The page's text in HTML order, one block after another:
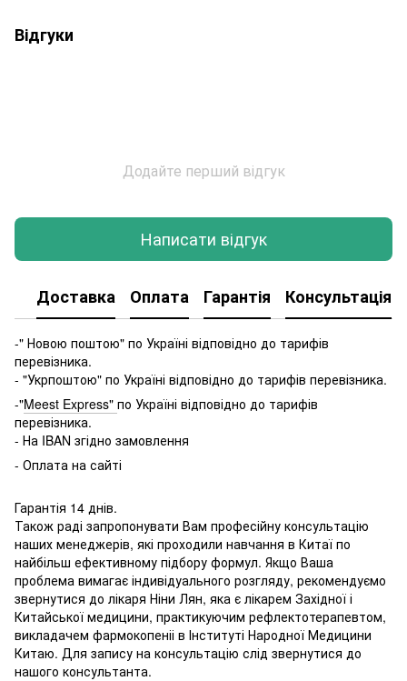
Відгуки
Додайте перший відгук
Написати відгук
Доставка Оплата Гарантія Консультація
-" Новою поштою" по Україні відповідно до тарифів
перевізника.
- "Укрпоштою" по Україні відповідно до тарифів перевізника.
-"Meest Express" по Україні відповідно до тарифів
перевізника.
- На IBAN згідно замовлення
- Оплата на сайті
Гарантія 14 днів.
Також раді запропонувати Вам професійну консультацію
наших менеджерів, які проходили навчання в Китаї по
найбільш ефективному підбору формул. Якщо Ваша
проблема вимагає індивідуального розгляду, рекомендуємо
звернутися до лікаря Ніни Лян, яка є лікарем Західної і
Китайської медицини, практикуючим рефлектотерапевтом,
викладачем фармокопеніі в Інституті Народної Медицини
Китаю. Для запису на консультацію слід звернутися до
нашого консультанта.